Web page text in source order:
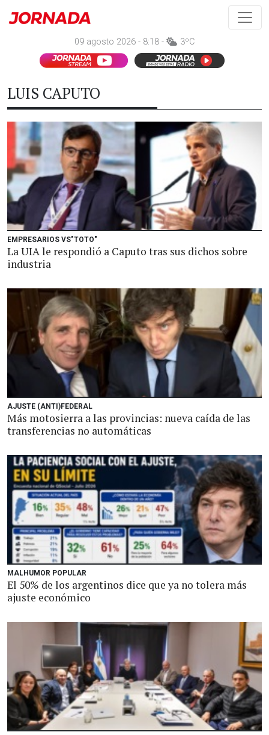
09 agosto 2026 - 8:18 - 3ºC
LUIS CAPUTO
EMPRESARIOS VS"TOTO"
La UIA le respondió a Caputo tras sus dichos sobre
industria
AJUSTE (ANTI)FEDERAL
Más motosierra a las provincias: nueva caída de las
transferencias no automáticas
MALHUMOR POPULAR
El 50% de los argentinos dice que ya no tolera más
ajuste económico